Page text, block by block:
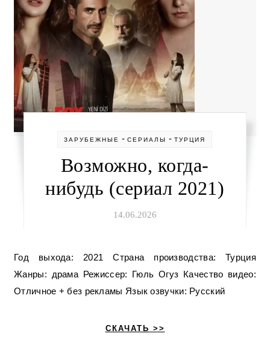
ЗАРУБЕЖНЫЕ -СЕРИАЛЫ -ТУРЦИЯ
Возможно, когда-
нибудь (сериал 2021)
14.06.2026
Год выхода: 2021 Страна производства: Турция
Жанры: драма Режиссер: Гюль Огуз Качество видео:
Отличное + без рекламы Язык озвучки: Русский
СКАЧАТЬ >>